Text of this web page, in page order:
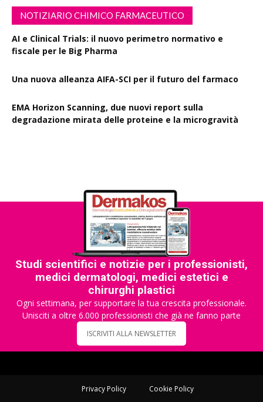
NOTIZIARIO CHIMICO FARMACEUTICO
AI e Clinical Trials: il nuovo perimetro normativo e
fiscale per le Big Pharma
Una nuova alleanza AIFA-SCI per il futuro del farmaco
EMA Horizon Scanning, due nuovi report sulla
degradazione mirata delle proteine e la microgravità
Studi scientifici e notizie per i professionisti,
medici dermatologi, medici estetici e
chirurghi plastici
Ogni settimana, per supportare la tua crescita professionale.
Unisciti a oltre 6.000 professionisti che già ne fanno parte
ISCRIVITI ALLA NEWSLETTER
Privacy Policy Cookie Policy